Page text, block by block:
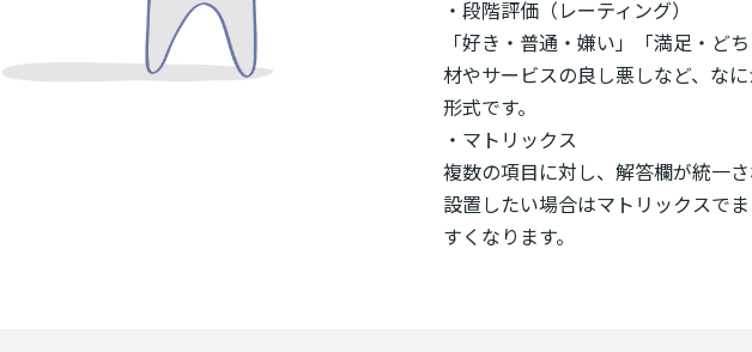
・段階評価（レーティング）
「好き・普通・嫌い」「満足・ど
材やサービスの良し悪しなど、な
形式です。
・マトリックス
複数の項目に対し、解答欄が統一
設置したい場合はマトリックスで
すくなります。